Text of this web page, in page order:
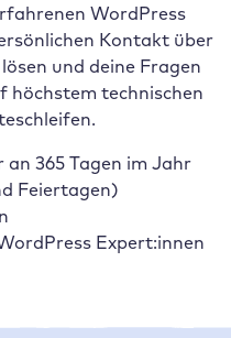
WordPress
Kontakt über
und deine Fragen
höchstem technischen
an 365 Tagen im Jahr
Feiertagen)
Expert:innen